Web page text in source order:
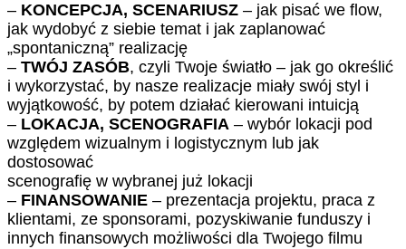
– KONCEPCJA, SCENARIUSZ – jak pisać we flow,
jak wydobyć z siebie temat i jak zaplanować
„spontaniczną” realizację
– TWÓJ ZASÓB, czyli Twoje światło – jak go określić
i wykorzystać, by nasze realizacje miały swój styl i
wyjątkowość, by potem działać kierowani intuicją
– LOKACJA, SCENOGRAFIA – wybór lokacji pod
względem wizualnym i logistycznym lub jak
dostosować
scenografię w wybranej już lokacji
– FINANSOWANIE – prezentacja projektu, praca z
klientami, ze sponsorami, pozyskiwanie funduszy i
innych finansowych możliwości dla Twojego filmu